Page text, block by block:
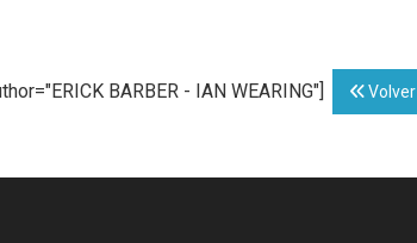
BARBER - IAN WEARING"] Volver